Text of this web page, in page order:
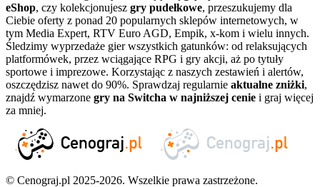
eShop, czy kolekcjonujesz gry pudełkowe, przeszukujemy dla
Ciebie oferty z ponad 20 popularnych sklepów internetowych, w
tym Media Expert, RTV Euro AGD, Empik, x-kom i wielu innych.
Śledzimy wyprzedaże gier wszystkich gatunków: od relaksujących
platformówek, przez wciągające RPG i gry akcji, aż po tytuły
sportowe i imprezowe. Korzystając z naszych zestawień i alertów,
oszczędzisz nawet do 90%. Sprawdzaj regularnie aktualne zniżki,
znajdź wymarzone gry na Switcha w najniższej cenie i graj więcej
za mniej.
© Cenograj.pl 2025-2026. Wszelkie prawa zastrzeżone.